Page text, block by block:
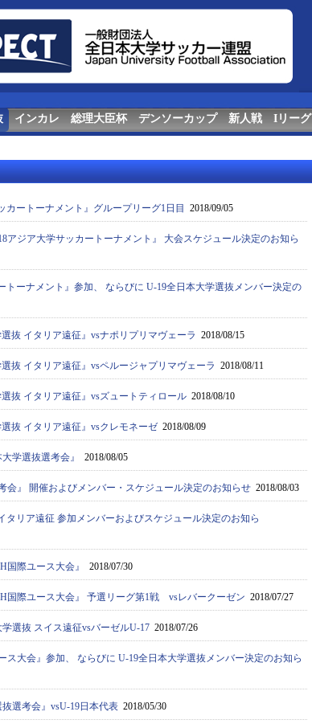
インカレ 総理大臣杯 デンソーカップ 新人戦 Iリーグ
カートーナメント』グループリーグ1日目 2018/09/05
アジア大学サッカートーナメント』 大会スケジュール決定のお知ら
トーナメント』参加、 ならびに U-19全日本大学選抜メンバー決定の
抜 イタリア遠征』vsナポリプリマヴェーラ 2018/08/15
抜 イタリア遠征』vsペルージャプリマヴェーラ 2018/08/11
選抜 イタリア遠征』vsズュートティロール 2018/08/10
選抜 イタリア遠征』vsクレモネーゼ 2018/08/09
学選抜選考会』 2018/08/05
会』 開催およびメンバー・スケジュール決定のお知らせ 2018/08/03
リア遠征 参加メンバーおよびスケジュール決定のお知ら
国際ユース大会』 2018/07/30
国際ユース大会』 予選リーグ第1戦 vsレバークーゼン 2018/07/27
学選抜 スイス遠征vsバーゼルU-17 2018/07/26
ス大会』参加、 ならびに U-19全日本大学選抜メンバー決定のお知ら
抜選考会』vsU-19日本代表 2018/05/30